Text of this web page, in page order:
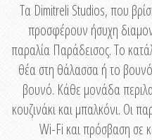
Τα Dimitreli Studios, που
προσφέρουν ήσυχη
παραλία Παράδεισος. Το
θέα στη θάλασσα ή το
βουνό. Κάθε μονάδα
κουζινάκι και μπαλκόνι. Οι
Wi-Fi και πρόσβαση σε